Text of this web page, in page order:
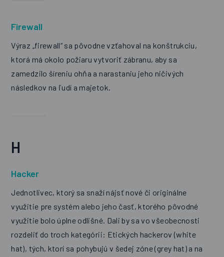
Firewall
Výraz „firewall“ sa pôvodne vzťahoval na konštrukciu,
ktorá má okolo požiaru vytvoriť zábranu, aby sa
zamedzilo šíreniu ohňa a narastaniu jeho ničivých
následkov na ľudí a majetok.
H
Hacker
Jednotlivec, ktorý sa snaží nájsť nové či originálne
využitie pre systém alebo jeho časť, ktorého pôvodné
využitie bolo úplne odlišné. Dali by sa vo všeobecnosti
rozdeliť do troch kategórii: Etických hackerov (white
hat), tých, ktorí sa pohybujú v šedej zóne (grey hat) a na